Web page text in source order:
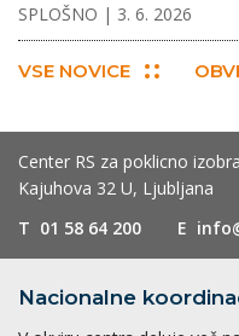
SPLOŠNO | 3. 6. 2026
VSE NOVICE
Center RS za poklicno
Kajuhova 32 U, Ljubljana
T 01 58 64 200 E
Nacionalne